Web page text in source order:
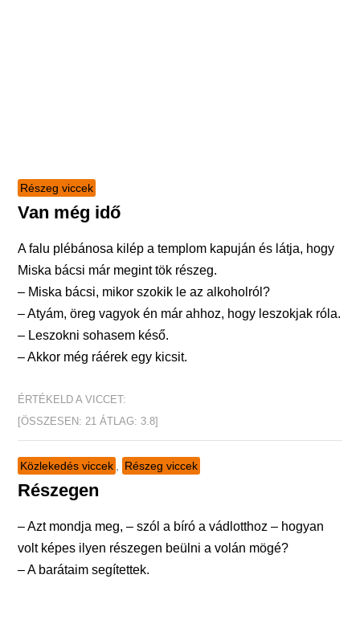
Részeg viccek
Van még idő
A falu plébánosa kilép a templom kapuján és látja, hogy
Miska bácsi már megint tök részeg.
– Miska bácsi, mikor szokik le az alkoholról?
– Atyám, öreg vagyok én már ahhoz, hogy leszokjak róla.
– Leszokni sohasem késő.
– Akkor még ráérek egy kicsit.
ÉRTÉKELD A VICCET:
[ÖSSZESEN:21 ÁTLAG: 3.8]
Közlekedés viccek , Részeg viccek
Részegen
– Azt mondja meg, – szól a bíró a vádlotthoz – hogyan
volt képes ilyen részegen beülni a volán mögé?
– A barátaim segítettek.